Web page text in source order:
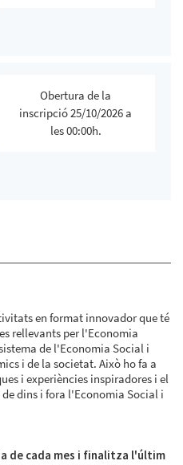
Obertura de la
inscripció 25/10/2026 a
les 00:00h.
en format innovador que té
rellevants per l'Economia
de l'Economia Social i
i de la societat. Això ho fa a
i experiències inspiradores i el
dins i fora l'Economia Social i
de cada mes i finalitza l'últim